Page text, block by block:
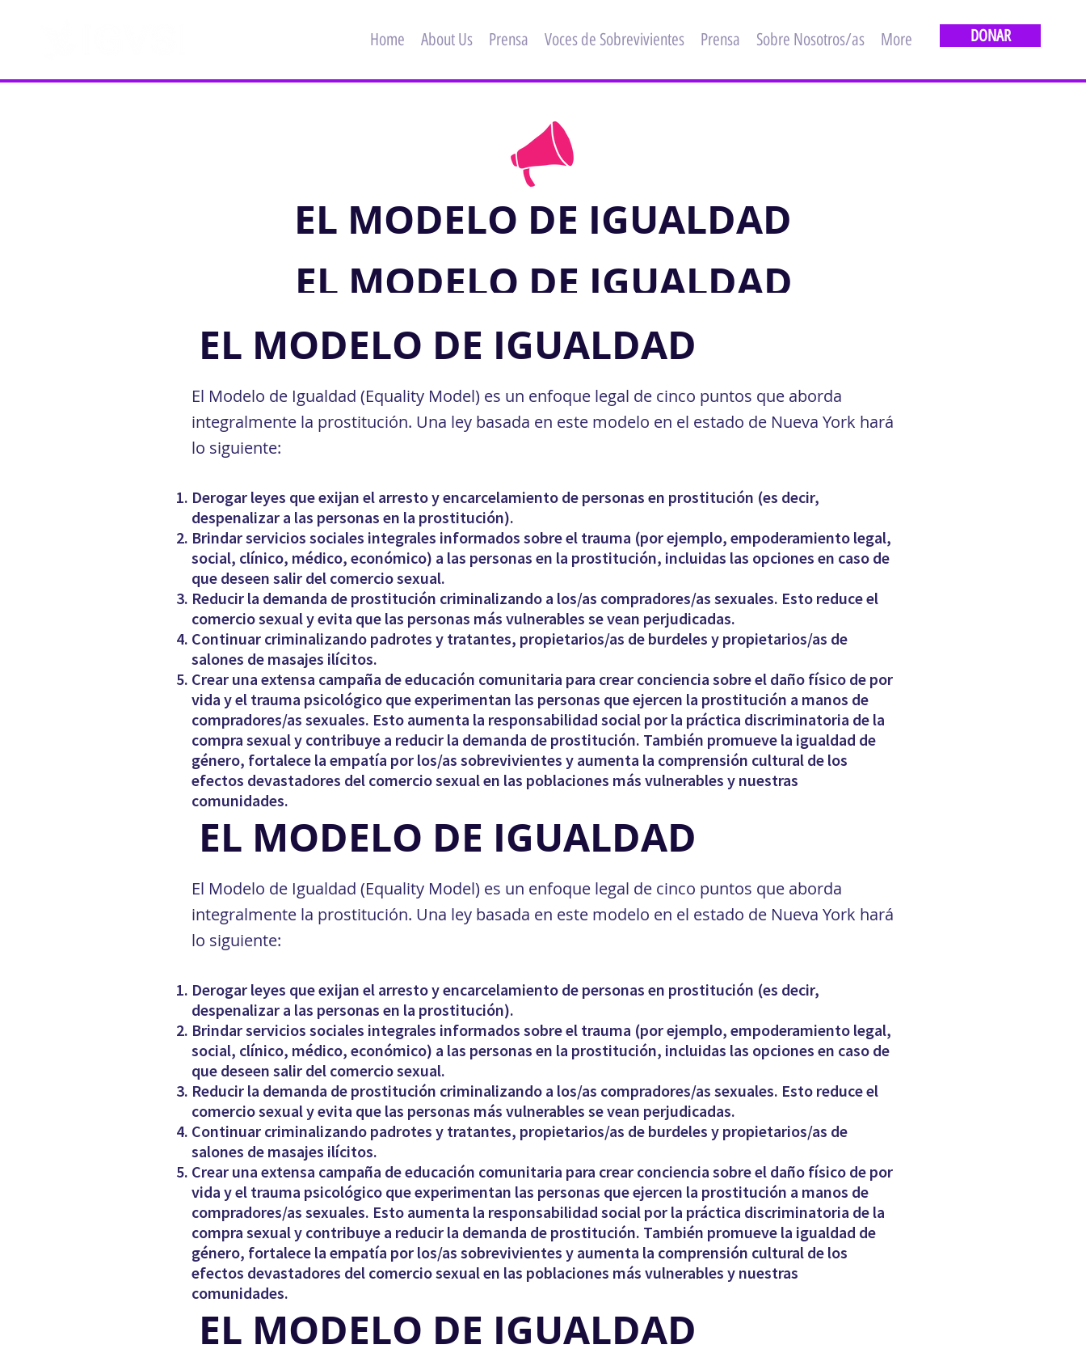
Home About Us Prensa Voces de Sobrevivientes Prensa Sobre Nosotros/as More DONAR
EL MODELO DE IGUALDAD
EL MODELO DE IGUALDAD
EL MODELO DE IGUALDAD
El Modelo de Igualdad (Equality Model) es un enfoque legal de cinco puntos que aborda
integralmente la prostitución. Una ley basada en este modelo en el estado de Nueva York hará
lo siguiente:
Derogar leyes que exijan el arresto y encarcelamiento de personas en prostitución (es decir,
despenalizar a las personas en la prostitución).
Brindar servicios sociales integrales informados sobre el trauma (por ejemplo, empoderamiento legal,
social, clínico, médico, económico) a las personas en la prostitución, incluidas las opciones en caso de
que deseen salir del comercio sexual.
Reducir la demanda de prostitución criminalizando a los/as compradores/as sexuales. Esto reduce el
comercio sexual y evita que las personas más vulnerables se vean perjudicadas.
Continuar criminalizando padrotes y tratantes, propietarios/as de burdeles y propietarios/as de
salones de masajes ilícitos.
Crear una extensa campaña de educación comunitaria para crear conciencia sobre el daño físico de por
vida y el trauma psicológico que experimentan las personas que ejercen la prostitución a manos de
compradores/as sexuales. Esto aumenta la responsabilidad social por la práctica discriminatoria de la
compra sexual y contribuye a reducir la demanda de prostitución. También promueve la igualdad de
género, fortalece la empatía por los/as sobrevivientes y aumenta la comprensión cultural de los
efectos devastadores del comercio sexual en las poblaciones más vulnerables y nuestras
comunidades.
EL MODELO DE IGUALDAD
El Modelo de Igualdad (Equality Model) es un enfoque legal de cinco puntos que aborda
integralmente la prostitución. Una ley basada en este modelo en el estado de Nueva York hará
lo siguiente:
Derogar leyes que exijan el arresto y encarcelamiento de personas en prostitución (es decir,
despenalizar a las personas en la prostitución).
Brindar servicios sociales integrales informados sobre el trauma (por ejemplo, empoderamiento legal,
social, clínico, médico, económico) a las personas en la prostitución, incluidas las opciones en caso de
que deseen salir del comercio sexual.
Reducir la demanda de prostitución criminalizando a los/as compradores/as sexuales. Esto reduce el
comercio sexual y evita que las personas más vulnerables se vean perjudicadas.
Continuar criminalizando padrotes y tratantes, propietarios/as de burdeles y propietarios/as de
salones de masajes ilícitos.
Crear una extensa campaña de educación comunitaria para crear conciencia sobre el daño físico de por
vida y el trauma psicológico que experimentan las personas que ejercen la prostitución a manos de
compradores/as sexuales. Esto aumenta la responsabilidad social por la práctica discriminatoria de la
compra sexual y contribuye a reducir la demanda de prostitución. También promueve la igualdad de
género, fortalece la empatía por los/as sobrevivientes y aumenta la comprensión cultural de los
efectos devastadores del comercio sexual en las poblaciones más vulnerables y nuestras
comunidades.
EL MODELO DE IGUALDAD